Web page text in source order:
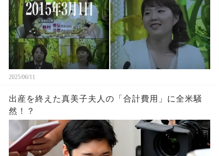
2025/06/11
出産を終えた真美子夫人の「合計費用」に全米騒
然！？